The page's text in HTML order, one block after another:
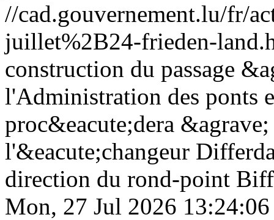
//cad.gouvernement.lu/fr/
juillet%2B24-frieden-
construction du passage
l'Administration des ponts
proc&eacute;dera
l'&eacute;changeur
direction du rond-point
Mon, 27 Jul 2026